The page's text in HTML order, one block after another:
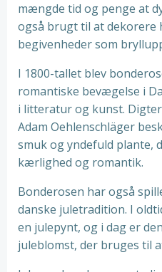
mængde tid og penge at
også brugt til at
begivenheder som
I 1800-tallet blev
romantiske bevægelse i
i litteratur og kunst.
Adam Oehlenschläger
smuk og yndefuld plante,
kærlighed og romantik.
Bonderosen har også
danske juletradition. I
en julepynt, og i dag er
juleblomst, der bruges til